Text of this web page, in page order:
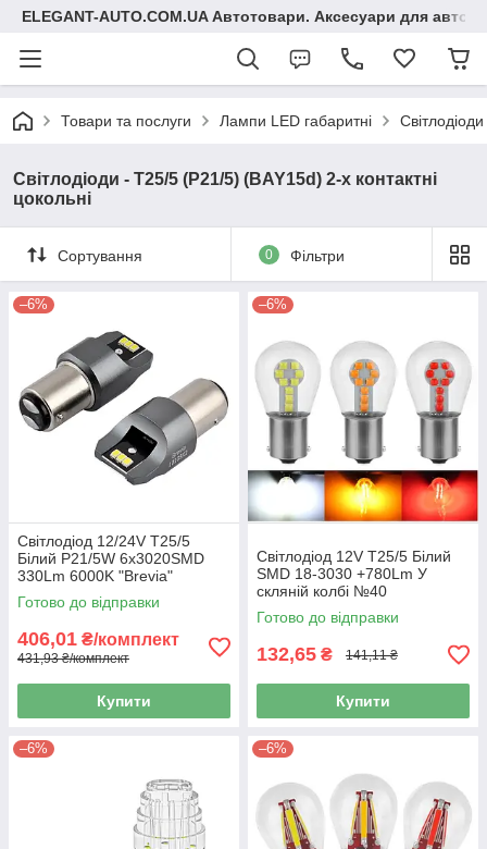
ELEGANT-AUTO.COM.UA Автотовари. Аксесуари для авто
Товари та послуги Лампи LED габаритні
Світлодіоди - T25/5 (P21/5) (BAY15d) 2-х контактні
цокольні
Сортування 0 Фільтри
–6%
Світлодіод 12/24V T25/5
Білий P21/5W 6x3020SMD
330Lm 6000K "Brevia"
CANbus №10103 (2шт)
Готово до відправки
406,01 ₴/комплект
431,93 ₴/комплект
Купити
–6%
Світлодіод 12V Т25/5 Білий
SMD 18-3030 +780Lm У
скляній колбі №40
Готово до відправки
132,65 ₴ 141,11 ₴
Купити
–6% –6%